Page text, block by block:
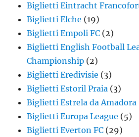
Biglietti Eintracht
Biglietti Elche (19)
Biglietti Empoli FC (2)
Biglietti English Football
Championship (2)
Biglietti Eredivisie (3)
Biglietti Estoril Praia (3)
Biglietti Estrela da Amadora
Biglietti Europa League (5)
Biglietti Everton FC (29)